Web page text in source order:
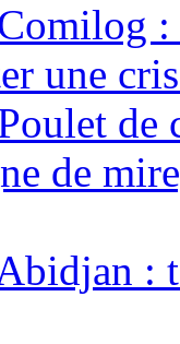
:
une
de
de
: